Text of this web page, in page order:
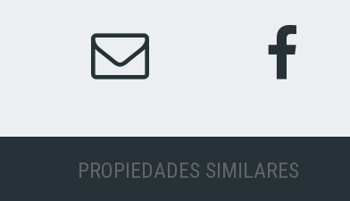
PROPIEDADES SIMILARES